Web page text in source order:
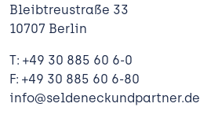
Expertise
Team
Bleibtreustraße 33
10707 Berlin
T: +49 30 885 60 6-0
F: +49 30 885 60 6-80
info@seldeneckundpartner.de